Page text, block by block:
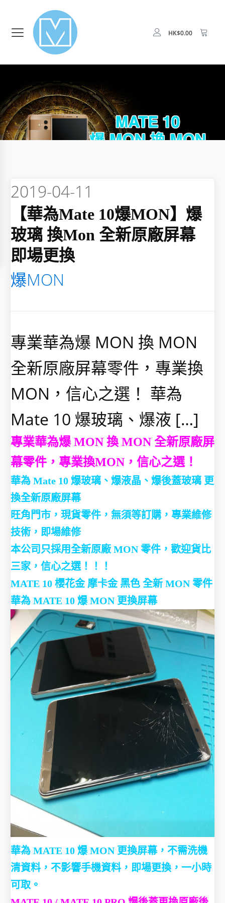
HK$0.00
2019-04-11
【華為Mate 10爆MON】爆
玻璃 換mon 全新原廠屏幕
即場更換
爆MON
專業華為爆 MON 換 MON
全新原廠屏幕零件，專業換
MON，信心之選！ 華為
Mate 10 爆玻璃、爆液 […]
專業華為爆 MON 換 MON 全新原廠屏
幕零件，專業換MON，信心之選！
華為 Mate 10 爆玻璃、爆液晶、爆後蓋玻璃 更
換全新原廠屏幕
旺角門市，現貨零件，無須等訂購，專業維修
技術，即場維修
本公司只採用全新原廠 MON 零件，歡迎貨比
三家，信心之選！！！
MATE 10 櫻花金 摩卡金 黑色 全新 MON 零件
華為 MATE 10 爆 MON 更換屏幕
華為 MATE 10 爆 MON 更換屏幕，不需洗機
清資料，不影響手機資料，即場更換，一小時
可取。